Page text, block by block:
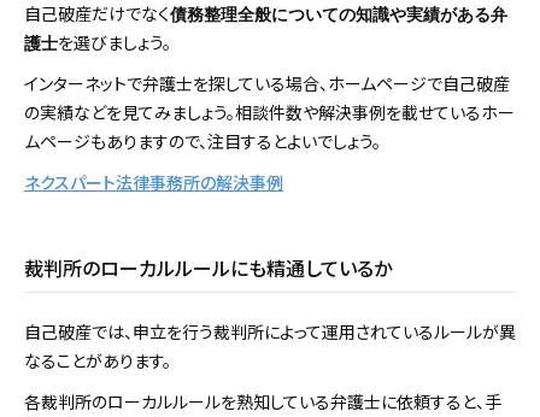
自己破産だけでなく債務整理全般についての知識や実績がある弁
護士を選びましょう。
インターネットで弁護士を探している場合、ホームページで自己破産
の実績などを見てみましょう。相談件数や解決事例を載せているホー
ムページもありますので、注目するとよいでしょう。
ネクスパート法律事務所の解決事例
裁判所のローカルルールにも精通しているか
自己破産では、申立を行う裁判所によって運用されているルールが異
なることがあります。
各裁判所のローカルルールを熟知している弁護士に依頼すると、手